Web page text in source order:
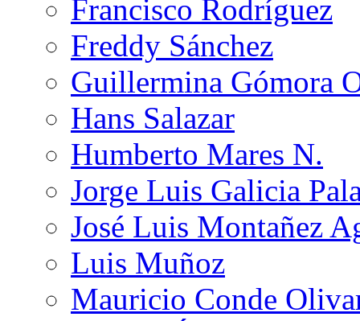
Francisco Rodríguez
Freddy Sánchez
Guillermina Gómora
Hans Salazar
Humberto Mares N.
Jorge Luis Galicia
José Luis Montañez
Luis Muñoz
Mauricio Conde